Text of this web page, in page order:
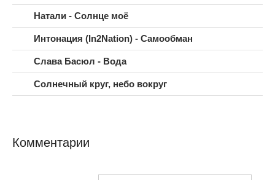
Натали - Солнце моё
Интонация (In2Nation) - Самообман
Слава Басюл - Вода
Солнечный круг, небо вокруг
Комментарии